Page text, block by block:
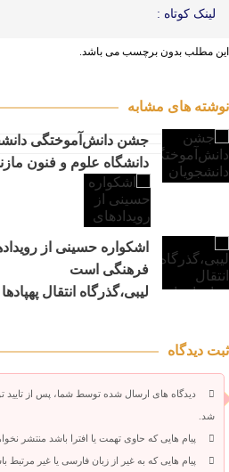
لینک کوتاه :
این مطلب بدون برچسب می باشد.
نوشته های مشابه
جشن دانش‌آموختگی
دانشگاه علوم و فنون
اشکواره حسینی از
فرهنگی است
لیبی،گذرگاه انتقال
ثبت دیدگاه
دیدگاه های ارسال شده توسط شما، پس از
شد.
پیام هایی که حاوی تهمت یا افترا باشد منتشر
پیام هایی که به غیر از زبان فارسی یا غیر مرتبط